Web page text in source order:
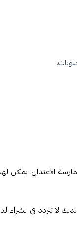
الاعتدال، يمكن
تتردد فى الشراء